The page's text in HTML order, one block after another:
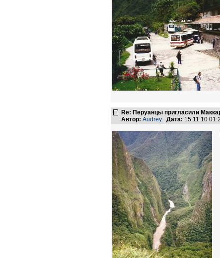
Re: Перуанцы пригласили
Автор: Audrey Дата: 15.11.10